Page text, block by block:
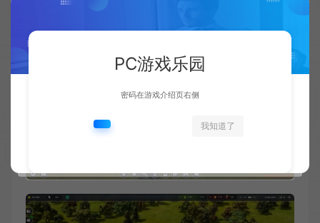
PC游戏乐园
密码在游戏介绍页右侧
我知道了